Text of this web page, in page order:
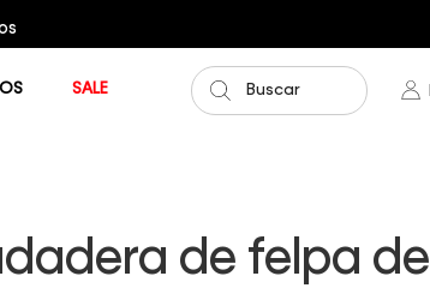
Buscar
SALE
de felpa de